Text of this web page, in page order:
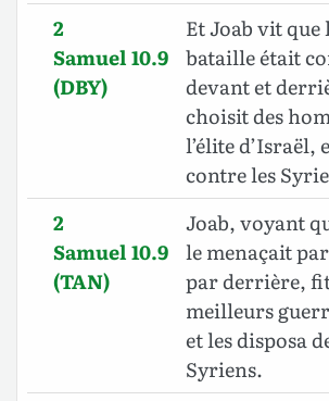
2
Samuel 10.9
(DBY)
Et Joab vit
bataille était
devant et
choisit des
l’élite d’Israël,
contre les
2
Samuel 10.9
(TAN)
Joab, voyant
le menaçait
par derrière,
meilleurs
et les disposa
Syriens.